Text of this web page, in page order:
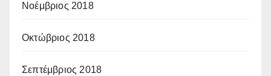
Νοέμβριος 2018
Οκτώβριος 2018
Σεπτέμβριος 2018